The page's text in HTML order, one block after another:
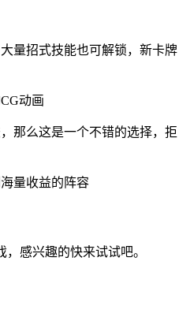
量招式技能也可解锁，新卡牌
动画
那么这是一个不错的选择，拒
量收益的阵容
感兴趣的快来试试吧。